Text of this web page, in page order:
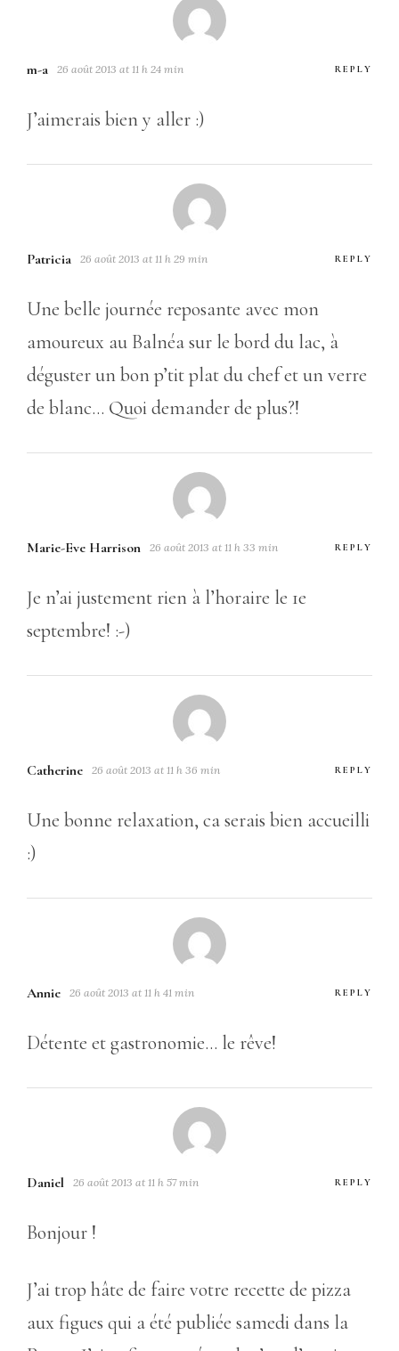
m-a 26 août 2013 at 11 h 24 min REPLY
J’aimerais bien y aller :)
Patricia 26 août 2013 at 11 h 29 min REPLY
Une belle journée reposante avec mon
amoureux au Balnéa sur le bord du lac, à
déguster un bon p’tit plat du chef et un verre
de blanc… Quoi demander de plus?!
Marie-Eve Harrison 26 août 2013 at 11 h 33 min REPLY
Je n’ai justement rien à l’horaire le 1e
septembre! :-)
Catherine 26 août 2013 at 11 h 36 min REPLY
Une bonne relaxation, ca serais bien accueilli
:)
Annie 26 août 2013 at 11 h 41 min REPLY
Détente et gastronomie… le rêve!
Daniel 26 août 2013 at 11 h 57 min REPLY
Bonjour !
J’ai trop hâte de faire votre recette de pizza
aux figues qui a été publiée samedi dans la